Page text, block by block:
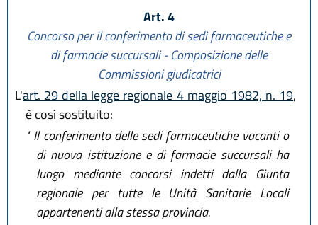
Art. 4
Concorso per il conferimento di sedi farmaceutiche e
di farmacie succursali - Composizione delle
Commissioni giudicatrici
L'art. 29 della legge regionale 4 maggio 1982, n. 19,
è così sostituito:
" Il conferimento delle sedi farmaceutiche vacanti o
di nuova istituzione e di farmacie succursali ha
luogo mediante concorsi indetti dalla Giunta
regionale per tutte le Unità Sanitarie Locali
appartenenti alla stessa provincia.